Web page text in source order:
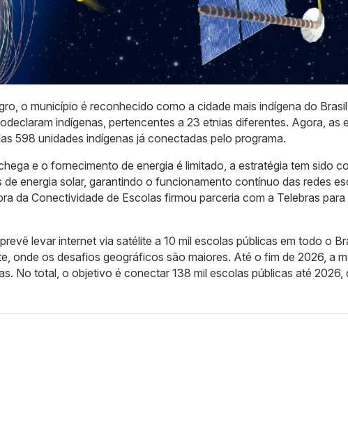
o município é reconhecido como a cidade mais indígena do
indígenas, pertencentes a 23 etnias diferentes. Agora, as
598 unidades indígenas já conectadas pelo programa.
e o fornecimento de energia é limitado, a estratégia tem sido
energia solar, garantindo o funcionamento contínuo das redes
da Conectividade de Escolas firmou parceria com a Telebras para
levar internet via satélite a 10 mil escolas públicas em todo o
onde os desafios geográficos são maiores. Até o fim de 2026, a
No total, o objetivo é conectar 138 mil escolas públicas até 2026,